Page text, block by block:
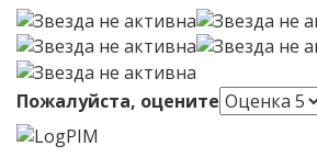
Пожалуйста, оцените